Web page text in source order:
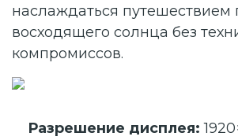
наслаждаться путешествием
восходящего солнца без
компромиссов.
Разрешение дисплея: